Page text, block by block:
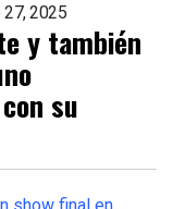
2025
y también
su